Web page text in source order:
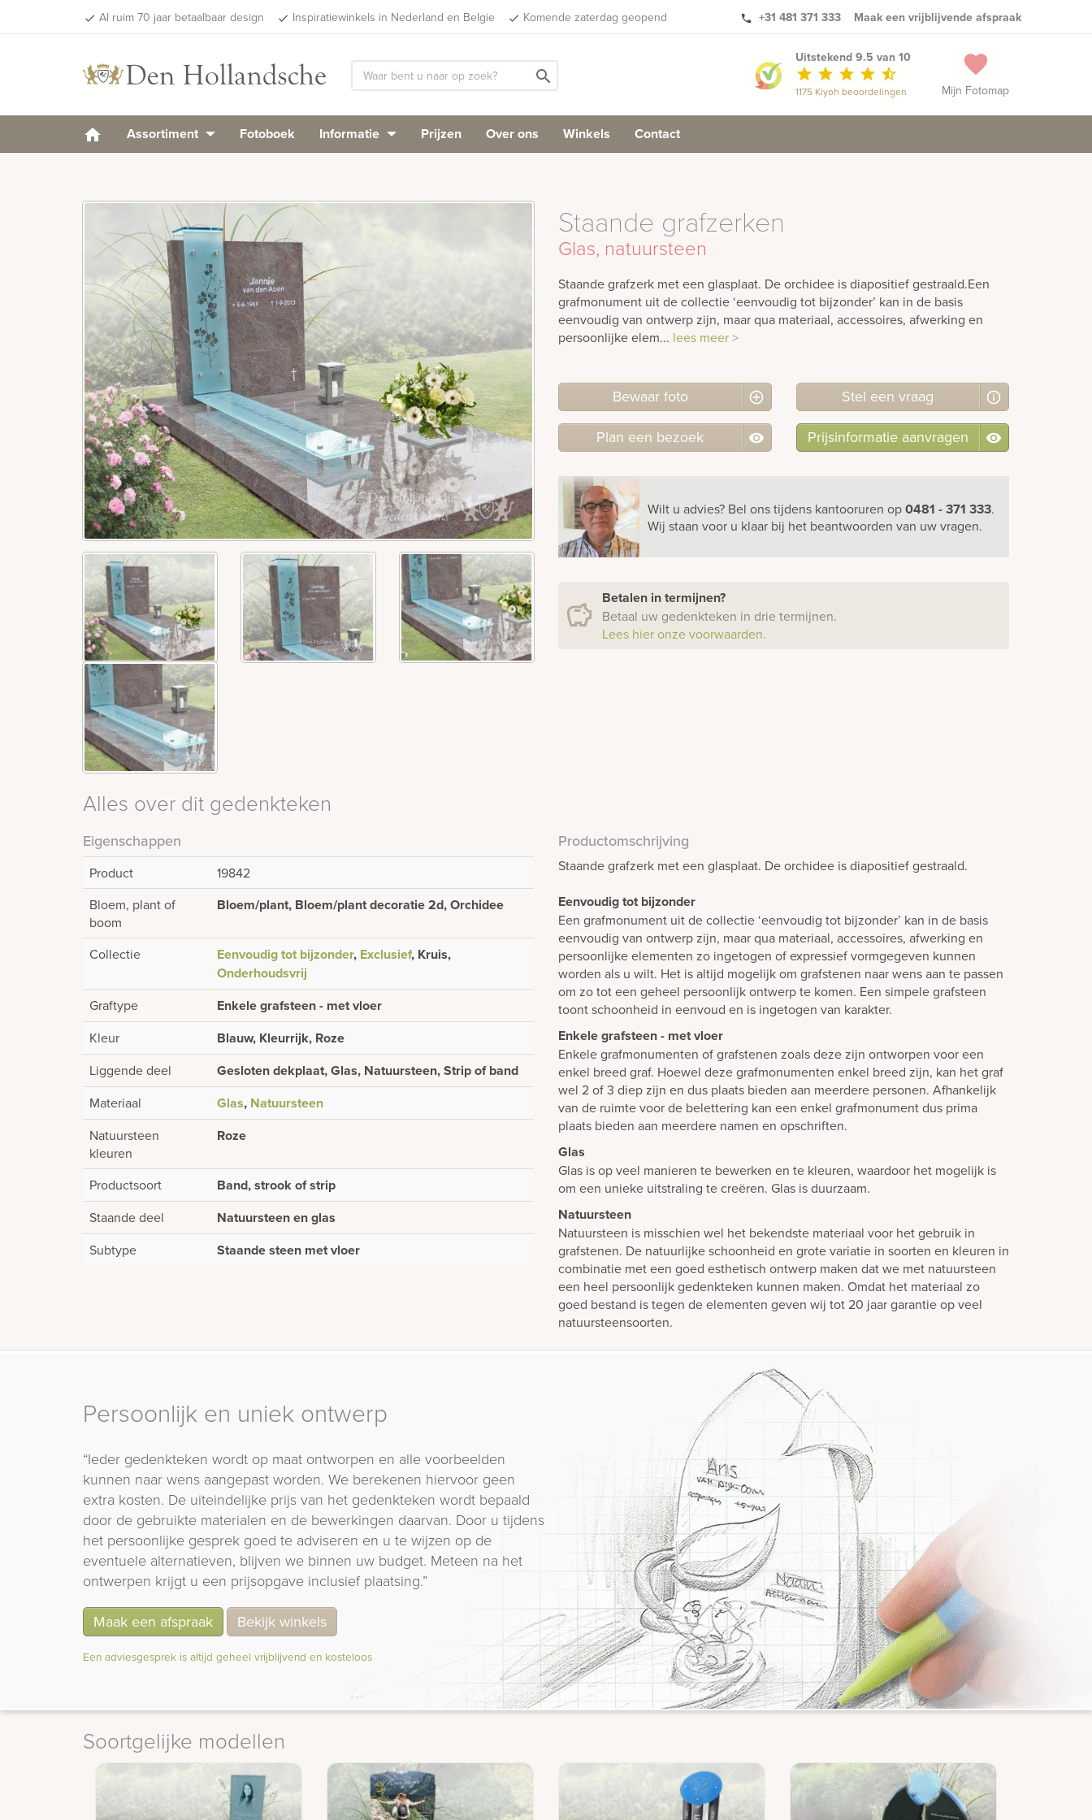
done Al ruim 70 jaar betaalbaar design done Inspiratiewinkels in Nederland en Belgie done Komende zaterdag geopend phone +31 481 371 333 Maak een vrijblijvende afspraak
search favorite
Mijn Fotomap
Uitstekend 9.5 van 10
star star star star star_half
1175 Kiyoh beoordelingen
Assortiment Fotoboek Informatie Prijzen Over ons Winkels Contact
Staande grafzerken
Glas, natuursteen
Staande grafzerk met een glasplaat. De orchidee is diapositief gestraald.Een
grafmonument uit de collectie ‘eenvoudig tot bijzonder’ kan in de basis
eenvoudig van ontwerp zijn, maar qua materiaal, accessoires, afwerking en
persoonlijke elem... lees meer >
Bewaar foto Stel een vraag
Plan een bezoek Prijsinformatie aanvragen
Wilt u advies? Bel onstijdens kantooruren op0481 - 371 333.
Wij staan voor u klaar bij het beantwoorden van uw vragen.
Betalen in termijnen?
Betaal uw gedenkteken in drie termijnen.
Lees hier onze voorwaarden.
Alles over dit gedenkteken
Eigenschappen
Product
19842
Bloem, plant of
boom
Bloem/plant, Bloem/plant decoratie 2d, Orchidee
Collectie Eenvoudig tot bijzonder, Exclusief, Kruis,
Onderhoudsvrij
Graftype Enkele grafsteen - met vloer
Kleur Blauw, Kleurrijk, Roze
Liggende deel Gesloten dekplaat, Glas, Natuursteen, Strip of band
Materiaal Glas, Natuursteen
Natuursteen
kleuren
Roze
Productsoort Band, strook of strip
Staande deel Natuursteen en glas
Subtype Staande steen met vloer
Productomschrijving
Staande grafzerk met een glasplaat. De orchidee is diapositief gestraald.
Eenvoudig tot bijzonder
Een grafmonument uit de collectie ‘eenvoudig tot bijzonder’ kan in de basis
eenvoudig van ontwerp zijn, maar qua materiaal, accessoires, afwerking en
persoonlijke elementen zo ingetogen of expressief vormgegeven kunnen
worden als u wilt. Het is altijd mogelijk om grafstenen naar wens aan te passen
om zo tot een geheel persoonlijk ontwerp te komen. Een simpele grafsteen
toont schoonheid in eenvoud en is ingetogen van karakter.
Enkele grafsteen - met vloer
Enkele grafmonumenten of grafstenen zoals deze zijn ontworpen voor een
enkel breed graf. Hoewel deze grafmonumenten enkel breed zijn, kan het graf
wel 2 of 3 diep zijn en dus plaats bieden aan meerdere personen. Afhankelijk
van de ruimte voor de belettering kan een enkel grafmonument dus prima
plaats bieden aan meerdere namen en opschriften.
Glas
Glas is op veel manieren te bewerken en te kleuren, waardoor het mogelijk is
om een unieke uitstraling te creëren. Glas is duurzaam.
Natuursteen
Natuursteen is misschien wel het bekendste materiaal voor het gebruik in
grafstenen. De natuurlijke schoonheid en grote variatie in soorten en kleuren in
combinatie met een goed esthetisch ontwerp maken dat we met natuursteen
een heel persoonlijk gedenkteken kunnen maken. Omdat het materiaal zo
goed bestand is tegen de elementen geven wij tot 20 jaar garantie op veel
natuursteensoorten.
Persoonlijk en uniek ontwerp
“Ieder gedenkteken wordt op maat ontworpen en alle voorbeelden
kunnen naar wens aangepast worden. We berekenen hiervoor geen
extra kosten. De uiteindelijke prijs van het gedenkteken wordt bepaald
door de gebruikte materialen en de bewerkingen daarvan. Door u tijdens
het persoonlijke gesprek goed te adviseren en u te wijzen op de
eventuele alternatieven, blijven we binnen uw budget. Meteen na het
ontwerpen krijgt u een prijsopgave inclusief plaatsing.”
Maak een afspraak Bekijk winkels
Een adviesgesprek is altijd geheel vrijblijvend en kosteloos
Soortgelijke modellen